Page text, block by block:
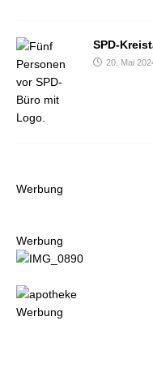
SPD-
20. Mai
Werbung
Werbung
Werbung